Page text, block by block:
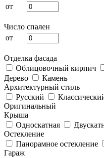
от
Число спален
от
Отделка фасада
Облицовочный кирпич
Дерево
Камень
Архитектурный стиль
Русский
Оригинальный
Крыша
Односкатная
Остекление
Панорамное остекление
Гараж